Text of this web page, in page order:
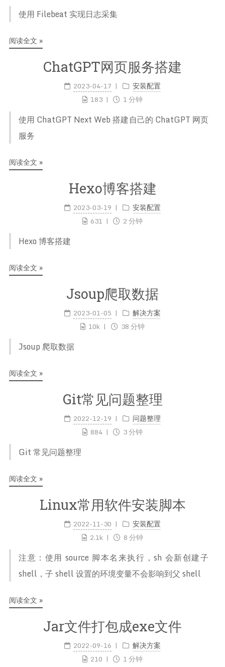
使用 Filebeat 实现日志采集
阅读全文 »
ChatGPT网页服务搭建
2023-04-17
安装配置
183
1 分钟
使用 ChatGPT Next Web 搭建自己的 ChatGPT 网页
服务
阅读全文 »
Hexo博客搭建
2023-03-19
安装配置
631
2 分钟
Hexo 博客搭建
阅读全文 »
Jsoup爬取数据
2023-01-05
解决方案
10k
38 分钟
Jsoup 爬取数据
阅读全文 »
Git常见问题整理
2022-12-19
问题整理
884
3 分钟
Git 常见问题整理
阅读全文 »
Linux常用软件安装脚本
2022-11-30
安装配置
2.1k
8 分钟
注意：使用 source 脚本名来执行，sh 会新创建子
shell，子 shell 设置的环境变量不会影响到父 shell
阅读全文 »
Jar文件打包成exe文件
2022-09-16
解决方案
210
1 分钟